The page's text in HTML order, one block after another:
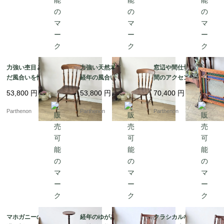
力強い杢目と時を刻ん
だ風合いを愉しむ、ク
ラシカルなダイニング
チェア。美しい挽き物
加工の背もたれが目を
惹く、木製カントリー
チェア【c313-2】
53,800 円
Parthenon
力強い天然木の木目と
経年の風合いを愉しむ
クラシカルな椅子。美
しい旋盤加工のスポン
ドルが映える木製キッ
チンチェア【c313-1】
53,800 円
Parthenon
窓辺や間仕切りに、空
間のアクセントとなる
美しい幾何学デザイ
ン。色鮮やかなテクス
チャガラスが彩る、木
枠付きステンドグラス
70,400 円
Parthenon
マホガニーの美しい縦
経年のゆがみがあるた
クラシカルな書斎や食